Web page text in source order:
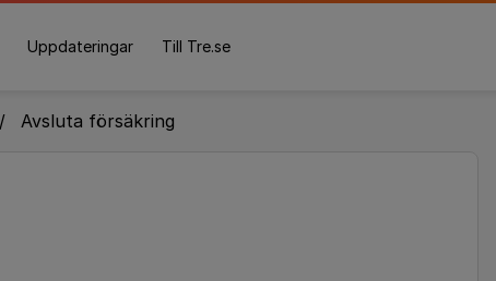
Uppdateringar Till Tre.se
Avsluta försäkring